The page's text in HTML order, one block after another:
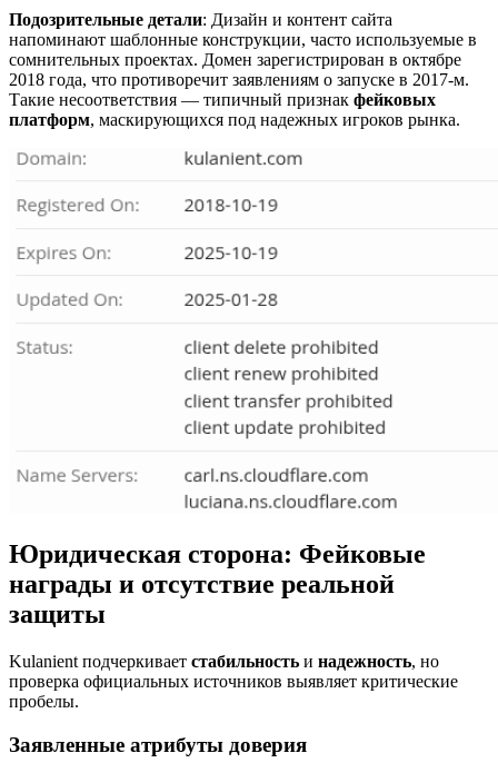
Подозрительные детали: Дизайн и контент сайта
напоминают шаблонные конструкции, часто используемые в
сомнительных проектах. Домен зарегистрирован в октябре
2018 года, что противоречит заявлениям о запуске в 2017-м.
Такие несоответствия — типичный признак фейковых
платформ, маскирующихся под надежных игроков рынка.
Юридическая сторона: Фейковые
награды и отсутствие реальной
защиты
Kulanient подчеркивает стабильность и надежность, но
проверка официальных источников выявляет критические
пробелы.
Заявленные атрибуты доверия